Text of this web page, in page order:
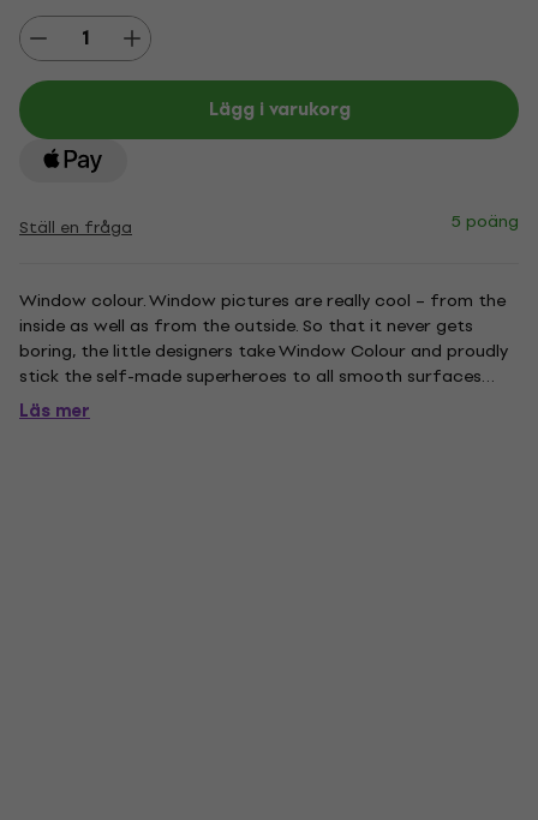
Lägg i varukorg
Ställ en fråga 5 poäng
Window colour. Window pictures are really cool – from the
inside as well as from the outside. So that it never gets
boring, the little designers take Window Colour and proudly
stick the self-made superheroes to all smooth surfaces
that they come across at home. The stickers can be easily
removed without any residue and redecorated. First, apply...
Läs mer